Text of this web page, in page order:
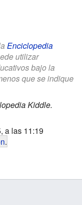
Enciclopedia
utilizar
bajo la
que se indique
Kiddle.
a las 11:19
.